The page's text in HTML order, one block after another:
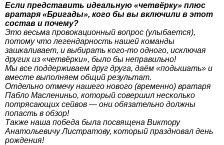
Если представить идеальную «четвёрку» плюс
вратаря «Бригады», кого бы вы включили в этот
состав и почему?
Это весьма провокационный вопрос (улыбается),
потому что легендарность нашей команды
зашкаливает, и выбирать кого-то одного, исключая
других из «четвёрки», было бы неправильно!
Мы все поддерживаем друг друга, даём «подышать» и
вместе выполняем общий результат.
Отдельно отмечу нашего нового (временно) вратаря
Пабло Маслениньо, который совершил несколько
потрясающих сейвов — они обязательно должны
попасть в обзор!
Также наша победа была посвящена Виктору
Анатольевичу Листратову, который праздновал день
рождения!